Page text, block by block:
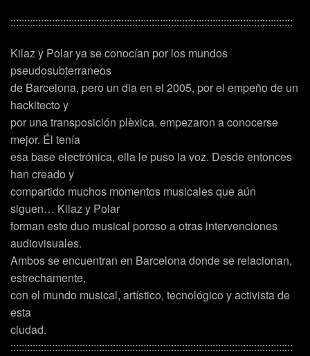
::::::::::::::::::::::::::::::::::::::::::::::::::::::::::::::::::::::::::::::::::::::::::::::::::::::
Kilaz y Polar ya se conocían por los mundos
pseudosubterraneos
de Barcelona, pero un dia en el 2005, por el empeño de un
hackitecto y
por una transposición plèxica. empezaron a conocerse
mejor. Él tenía
esa base electrónica, ella le puso la voz. Desde entonces
han creado y
compartido muchos momentos musicales que aún
siguen… Kilaz y Polar
forman este duo musical poroso a otras intervenciones
audiovisuales.
Ambos se encuentran en Barcelona donde se relacionan,
estrechamente,
con el mundo musical, artístico, tecnológico y activista de
esta
ciudad.
::::::::::::::::::::::::::::::::::::::::::::::::::::::::::::::::::::::::::::::::::::::::::::::::::::::